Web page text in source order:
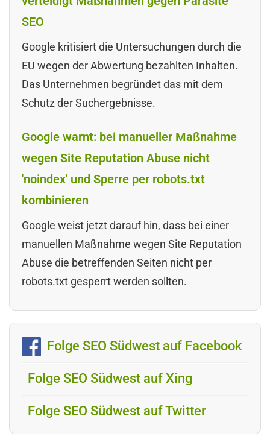
SEO
Google kritisiert die Untersuchungen durch die
EU wegen der Abwertung bezahlten Inhalten.
Das Unternehmen begründet das mit dem
Schutz der Suchergebnisse.
Google warnt: bei manueller Maßnahme
wegen Site Reputation Abuse nicht
'noindex' und Sperre per robots.txt
kombinieren
Google weist jetzt darauf hin, dass bei einer
manuellen Maßnahme wegen Site Reputation
Abuse die betreffenden Seiten nicht per
robots.txt gesperrt werden sollten.
Folge SEO Südwest auf Facebook
Folge SEO Südwest auf Xing
Folge SEO Südwest auf Twitter